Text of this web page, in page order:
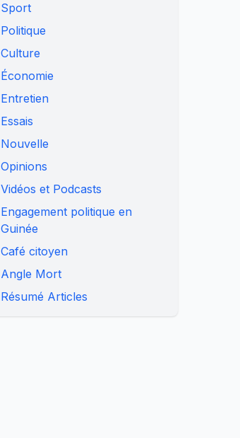
Sport
Politique
Culture
Économie
Entretien
Essais
Nouvelle
Opinions
Vidéos et Podcasts
Engagement politique en
Guinée
Café citoyen
Angle Mort
Résumé Articles